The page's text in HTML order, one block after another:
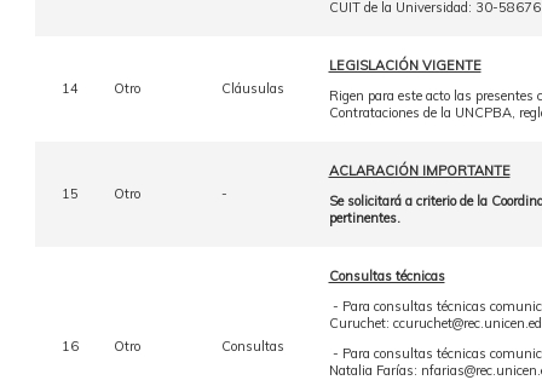
CUIT de la Universidad: 30-
14 Otro Cláusulas
LEGISLACIÓN VIGENTE
Rigen para este acto las
Contrataciones de la UNCPBA,
15 Otro -
ACLARACIÓN IMPORTANTE
Se solicitará a criterio de la
pertinentes.
16 Otro Consultas
Consultas técnicas
- Para consultas técnicas
Curuchet:
- Para consultas técnicas
Natalia Farías: